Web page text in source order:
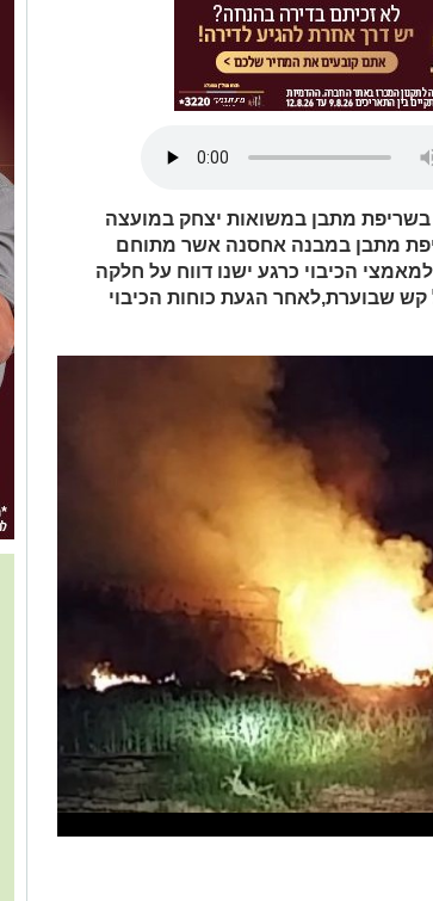
בשריפת מתבן במשואות יצחק במועצה
מתבן במבנה אחסנה אשר מתוחם
הכיבוי כרגע ישנו דווח על חלקה
שבוערת,לאחר הגעת כוחות הכיבוי